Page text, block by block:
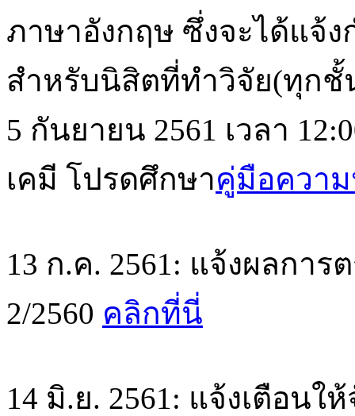
ภาษาอังกฤษ ซึ่งจะได้แจ้
สำหรับนิสิตที่ทำวิจัย(ทุกชั้
5 กันยายน 2561 เวลา
เคมี โปรดศึกษาคู่มือควา
13 ก.ค. 2561: แจ้งผลกา
2/2560 คลิกที่นี่
14 มิ.ย. 2561: แจ้งเตือนใ